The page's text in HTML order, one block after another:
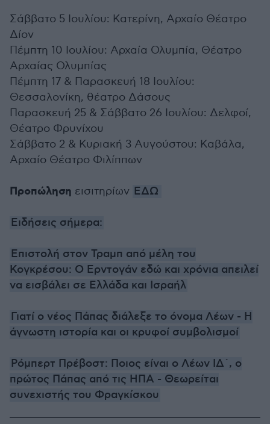
Σάββατο 5 Ιουλίου: Κατερίνη, Αρχαίο Θέατρο
Δίον
Πέμπτη 10 Ιουλίου: Αρχαία Ολυμπία, Θέατρο
Αρχαίας Ολυμπίας
Πέμπτη 17 & Παρασκευή 18 Ιουλίου:
Θεσσαλονίκη, θέατρο Δάσους
Παρασκευή 25 & Σάββατο 26 Ιουλίου: Δελφοί,
Θέατρο Φρυνίχου
Σάββατο 2 & Κυριακή 3 Αυγούστου: Καβάλα,
Αρχαίο Θέατρο Φιλίππων
Προπώληση εισιτηρίων ΕΔΩ
Ειδήσεις σήμερα:
Επιστολή στον Τραμπ από μέλη του
Κογκρέσου: Ο Ερντογάν εδώ και χρόνια απειλεί
να εισβάλει σε Ελλάδα και Ισραήλ
Γιατί ο νέος Πάπας διάλεξε το όνομα Λέων - Η
άγνωστη ιστορία και οι κρυφοί συμβολισμοί
Ρόμπερτ Πρέβοστ: Ποιος είναι ο Λέων ΙΔ΄, o
πρώτος Πάπας από τις ΗΠΑ - Θεωρείται
συνεχιστής του Φραγκίσκου